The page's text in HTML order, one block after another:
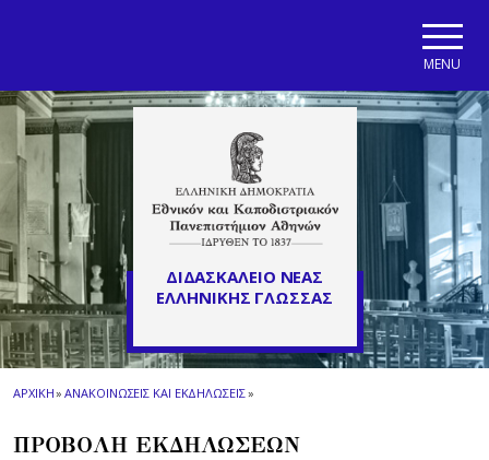
MENU
ΔΙΔΑΣΚΑΛΕΙΟ ΝΕΑΣ
ΕΛΛΗΝΙΚΗΣ ΓΛΩΣΣΑΣ
ΑΡΧΙΚΗ» ΑΝΑΚΟΙΝΩΣΕΙΣ ΚΑΙ ΕΚΔΗΛΩΣΕΙΣ»
ΠΡΟΒΟΛΗ ΕΚΔΗΛΩΣΕΩΝ